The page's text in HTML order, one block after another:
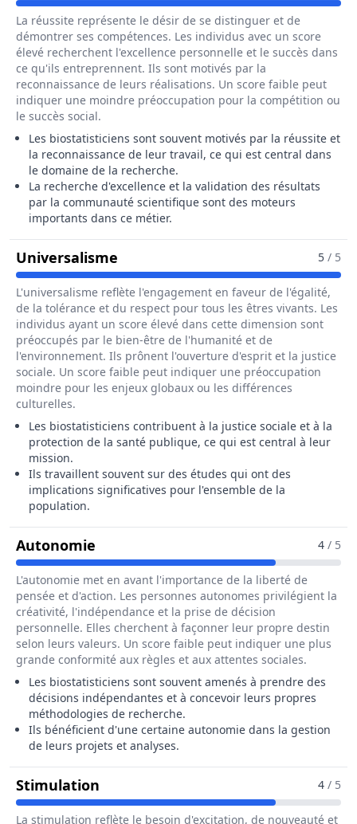
La réussite représente le désir de se distinguer et de
démontrer ses compétences. Les individus avec un score
élevé recherchent l'excellence personnelle et le succès dans
ce qu'ils entreprennent. Ils sont motivés par la
reconnaissance de leurs réalisations. Un score faible peut
indiquer une moindre préoccupation pour la compétition ou
le succès social.
Les biostatisticiens sont souvent motivés par la réussite et
la reconnaissance de leur travail, ce qui est central dans
le domaine de la recherche.
La recherche d'excellence et la validation des résultats
par la communauté scientifique sont des moteurs
importants dans ce métier.
Universalisme Pour Le Métier De 5 / 5
L'universalisme reflète l'engagement en faveur de l'égalité,
de la tolérance et du respect pour tous les êtres vivants. Les
individus ayant un score élevé dans cette dimension sont
préoccupés par le bien-être de l'humanité et de
l'environnement. Ils prônent l'ouverture d'esprit et la justice
sociale. Un score faible peut indiquer une préoccupation
moindre pour les enjeux globaux ou les différences
culturelles.
Les biostatisticiens contribuent à la justice sociale et à la
protection de la santé publique, ce qui est central à leur
mission.
Ils travaillent souvent sur des études qui ont des
implications significatives pour l'ensemble de la
population.
Autonomie Pour Le Métier De Biostatisticien /
4 / 5
L'autonomie met en avant l'importance de la liberté de
pensée et d'action. Les personnes autonomes privilégient la
créativité, l'indépendance et la prise de décision
personnelle. Elles cherchent à façonner leur propre destin
selon leurs valeurs. Un score faible peut indiquer une plus
grande conformité aux règles et aux attentes sociales.
Les biostatisticiens sont souvent amenés à prendre des
décisions indépendantes et à concevoir leurs propres
méthodologies de recherche.
Ils bénéficient d'une certaine autonomie dans la gestion
de leurs projets et analyses.
Stimulation Pour Le Métier De Biostatisticien /
4 / 5
La stimulation reflète le besoin d'excitation, de nouveauté et